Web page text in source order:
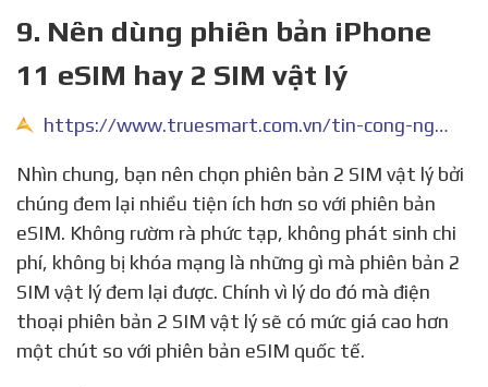
9. Nên dùng phiên bản iPhone
11 eSIM hay 2 SIM vật lý
https://www.truesmart.com.vn/tin-cong-nghe/nen-dung-phien-ban-iphone-11-esim-hay-2-sim-vat-ly.html
Nhìn chung, bạn nên chọn phiên bản 2 SIM vật lý bởi
chúng đem lại nhiều tiện ích hơn so với phiên bản
eSIM. Không rườm rà phức tạp, không phát sinh chi
phí, không bị khóa mạng là những gì mà phiên bản 2
SIM vật lý đem lại được. Chính vì lý do đó mà điện
thoại phiên bản 2 SIM vật lý sẽ có mức giá cao hơn
một chút so với phiên bản eSIM quốc tế.